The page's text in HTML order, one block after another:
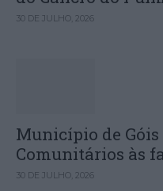
30 DE JULHO, 2026
Município de
Comunitários às
30 DE JULHO, 2026